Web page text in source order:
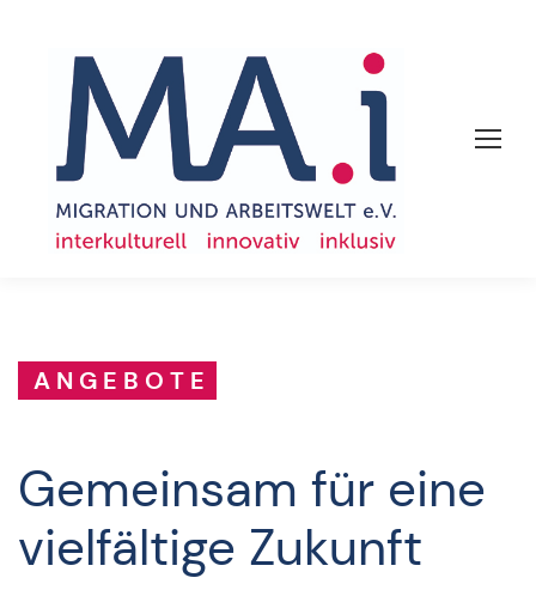
ANGEBOTE
Gemeinsam für eine
vielfältige Zukunft